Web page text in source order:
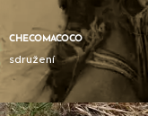
CHECOMACOCO
sdružení